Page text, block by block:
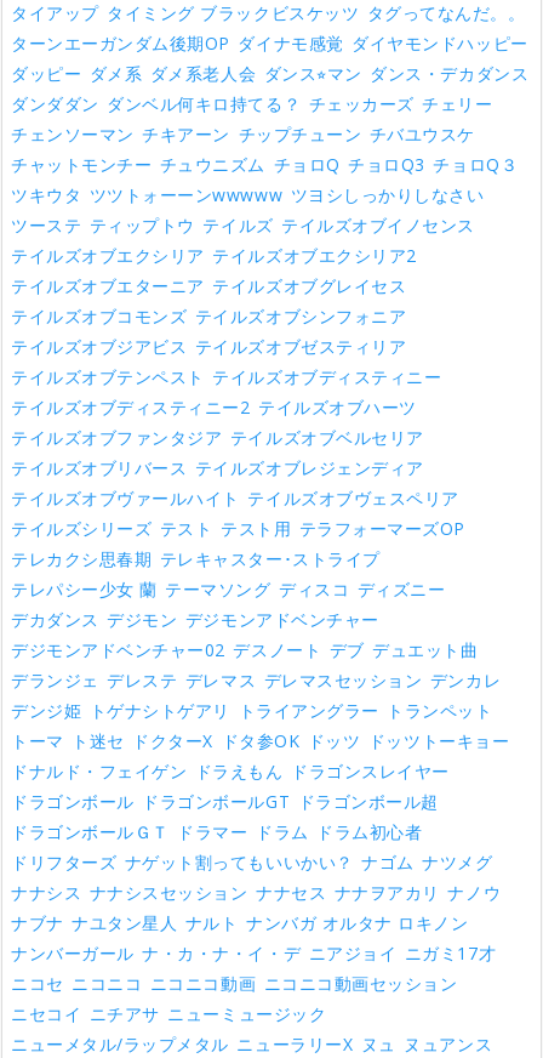
タイアップ タイミング ブラックビスケッツ タグってなんだ。。
ターンエーガンダム後期OP ダイナモ感覚 ダイヤモンドハッピー
ダッピー ダメ系 ダメ系老人会 ダンス⭐︎マン ダンス・デカダンス
ダンダダン ダンベル何キロ持てる？ チェッカーズ チェリー
チェンソーマン チキアーン チップチューン チバユウスケ
チャットモンチー チュウニズム チョロQ チョロQ3 チョロQ３
ツキウタ ツツトォーーンwwwww ツヨシしっかりしなさい
ツーステ ティップトウ テイルズ テイルズオブイノセンス
テイルズオブエクシリア テイルズオブエクシリア2
テイルズオブエターニア テイルズオブグレイセス
テイルズオブコモンズ テイルズオブシンフォニア
テイルズオブジアビス テイルズオブゼスティリア
テイルズオブテンペスト テイルズオブディスティニー
テイルズオブディスティニー2 テイルズオブハーツ
テイルズオブファンタジア テイルズオブベルセリア
テイルズオブリバース テイルズオブレジェンディア
テイルズオブヴァールハイト テイルズオブヴェスペリア
テイルズシリーズ テスト テスト用 テラフォーマーズOP
テレカクシ思春期 テレキャスター･ストライプ
テレパシー少女 蘭 テーマソング ディスコ ディズニー
デカダンス デジモン デジモンアドベンチャー
デジモンアドベンチャー02 デスノート デブ デュエット曲
デランジェ デレステ デレマス デレマスセッション デンカレ
デンジ姫
トゲナシトゲアリ トライアングラー
トランペット
トーマ
ト迷セ ドクターX ドタ参OK ドッツ
ドッツトーキョー
ドナルド・フェイゲン
ドラえもん
ドラゴンスレイヤー
ドラゴンボール
ドラゴンボールGT
ドラゴンボール超
ドラゴンボールＧＴ
ドラマー ドラム
ドラム初心者
ドリフターズ ナゲット割ってもいいかい？ ナゴム ナツメグ
ナナシス ナナシスセッション ナナセス ナナヲアカリ ナノウ
ナブナ ナユタン星人 ナルト ナンバガ オルタナ ロキノン
ナンバーガール ナ・カ・ナ・イ・デ ニアジョイ ニガミ17才
ニコセ ニコニコ ニコニコ動画 ニコニコ動画セッション
ニセコイ ニチアサ ニューミュージック
ニューメタル/ラップメタル ニューラリーX ヌュ ヌュアンス